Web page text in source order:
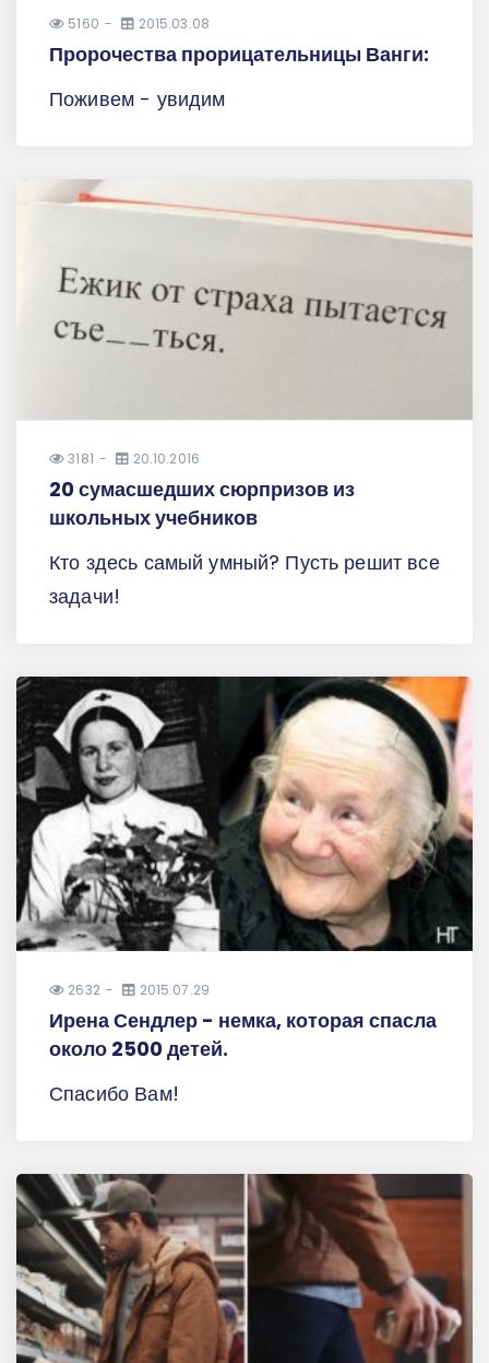
5160 2015.03.08
Пророчества прорицательницы Ванги:
Поживем - увидим
3181 20.10.2016
20 сумасшедших сюрпризов из
школьных учебников
Кто здесь самый умный? Пусть решит все
задачи!
2632 2015.07.29
Ирена Сендлер - немка, которая спасла
около 2500 детей.
Спасибо Вам!